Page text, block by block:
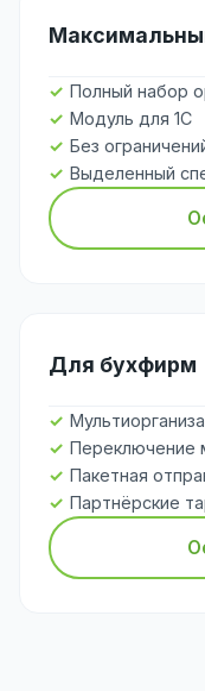
Полный набор
Модуль для 1С
Без
Выделенный
Для бухфирм
Переключение
Пакетная
Партнёрские